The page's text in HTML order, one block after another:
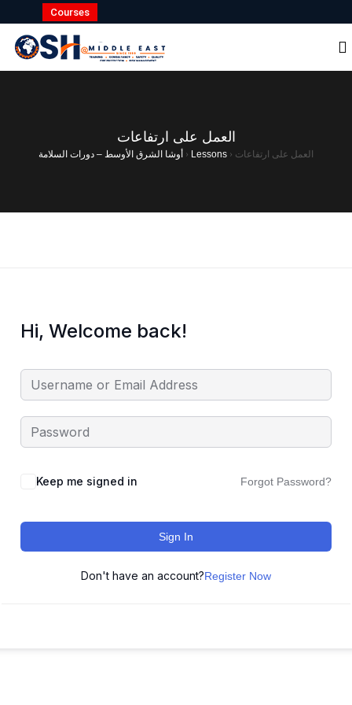
Courses
العمل على ارتفاعات
أوشا الشرق الأوسط – دورات السلامة › Lessons › العمل على ارتفاعات
Hi, Welcome back!
Keep me signed in Forgot Password?
Sign In
Don't have an account?Register Now